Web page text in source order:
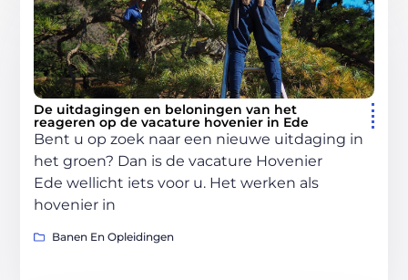
De uitdagingen en beloningen van het
reageren op de vacature hovenier in Ede
Bent u op zoek naar een nieuwe uitdaging in
het groen? Dan is de vacature Hovenier
Ede wellicht iets voor u. Het werken als
hovenier in
Banen En Opleidingen